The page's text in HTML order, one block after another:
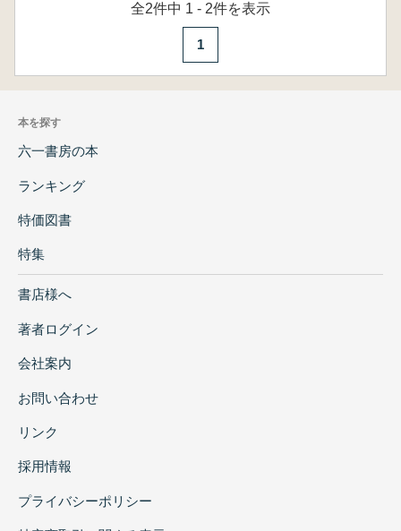
全2件中 1 - 2件を表示
1
本を探す
六一書房の本
ランキング
特価図書
特集
書店様へ
著者ログイン
会社案内
お問い合わせ
リンク
採用情報
プライバシーポリシー